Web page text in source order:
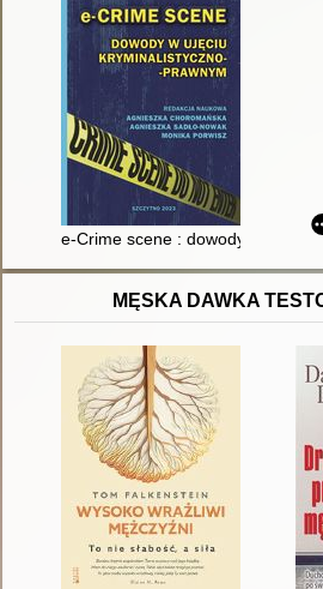
e-Crime scene : dowody w ujęciu
MĘSKA DAWKA